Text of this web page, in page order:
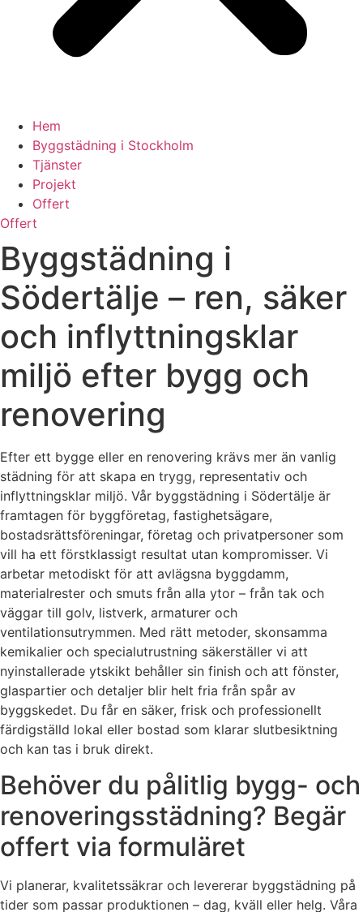
Hem
Byggstädning i Stockholm
Tjänster
Projekt
Offert
Offert
Byggstädning i
Södertälje – ren, säker
och inflyttningsklar
miljö efter bygg och
renovering
Efter ett bygge eller en renovering krävs mer än vanlig
städning för att skapa en trygg, representativ och
inflyttningsklar miljö. Vår byggstädning i Södertälje är
framtagen för byggföretag, fastighetsägare,
bostadsrättsföreningar, företag och privatpersoner som
vill ha ett förstklassigt resultat utan kompromisser. Vi
arbetar metodiskt för att avlägsna byggdamm,
materialrester och smuts från alla ytor – från tak och
väggar till golv, listverk, armaturer och
ventilationsutrymmen. Med rätt metoder, skonsamma
kemikalier och specialutrustning säkerställer vi att
nyinstallerade ytskikt behåller sin finish och att fönster,
glaspartier och detaljer blir helt fria från spår av
byggskedet. Du får en säker, frisk och professionellt
färdigställd lokal eller bostad som klarar slutbesiktning
och kan tas i bruk direkt.
Behöver du pålitlig bygg- och
renoveringsstädning? Begär
offert via formuläret
Vi planerar, kvalitetssäkrar och levererar byggstädning på
tider som passar produktionen – dag, kväll eller helg. Våra